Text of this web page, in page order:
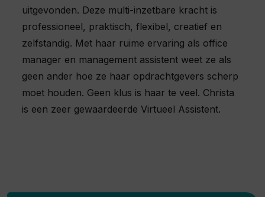
uitgevonden. Deze multi-inzetbare kracht is
professioneel, praktisch, flexibel, creatief en
zelfstandig. Met haar ruime ervaring als office
manager en management assistent weet ze als
geen ander hoe ze haar opdrachtgevers scherp
moet houden. Geen klus is haar te veel. Christa
is een zeer gewaardeerde Virtueel Assistent.